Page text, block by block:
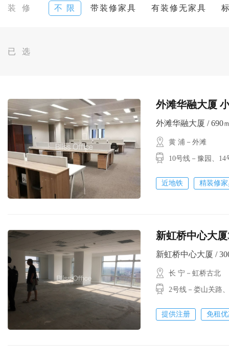
装 修 不 限 带装修家具 有装修无家具
已 选
外滩华融大厦
外滩华融大厦 / 690
黄 浦－外滩
10号线－豫园、
近地铁 精装修
新虹桥中心大
新虹桥中心大厦 /
长 宁－虹桥古北
2号线－娄山关路
提供注册 免租